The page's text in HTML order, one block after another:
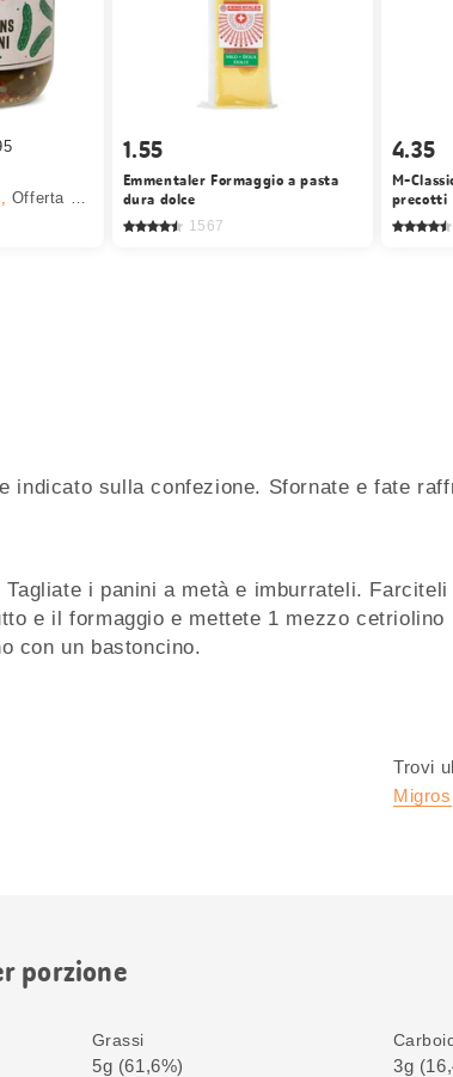
Offerta valida solo dal 6.8 al 12.8.2026, fino a esaurimento dello stock.
1.55
Emmentaler Formaggio a pasta
dura dolce
1567
4.35
M-
precotti
indicato sulla confezione. Sfornate e fate
i panini a metà e imburrateli. Farciteli
e il formaggio e mettete 1 mezzo cetriolino
con un bastoncino.
Trovi
Migros
porzione
Grassi
5g (61,6%) 3g